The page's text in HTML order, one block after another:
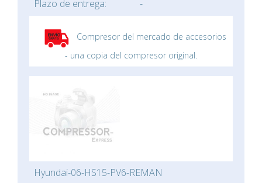
Plazo de entrega: -
Compresor del mercado de accesorios
- una copia del compresor original.
Hyundai-06-HS15-PV6-REMAN